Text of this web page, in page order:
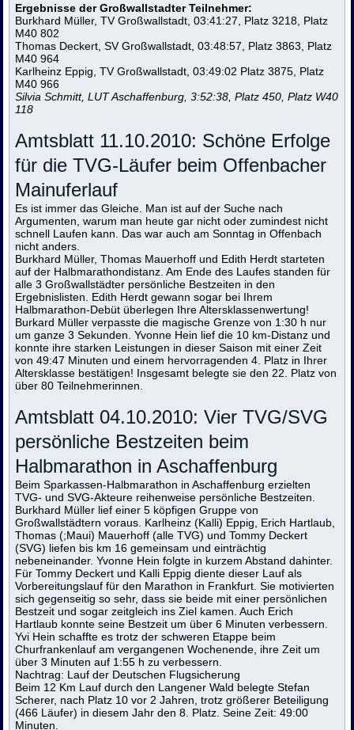
Ergebnisse der Großwallstadter Teilnehmer:
Burkhard Müller, TV Großwallstadt, 03:41:27, Platz 3218, Platz
M40 802
Thomas Deckert, SV Großwallstadt, 03:48:57, Platz 3863, Platz
M40 964
Karlheinz Eppig, TV Großwallstadt, 03:49:02 Platz 3875, Platz
M40 966
Silvia Schmitt, LUT Aschaffenburg, 3:52:38, Platz 450, Platz W40
118
Amtsblatt 11.10.2010: Schöne Erfolge
für die TVG-Läufer beim Offenbacher
Mainuferlauf
Es ist immer das Gleiche. Man ist auf der Suche nach
Argumenten, warum man heute gar nicht oder zumindest nicht
schnell Laufen kann. Das war auch am Sonntag in Offenbach
nicht anders.
Burkhard Müller, Thomas Mauerhoff und Edith Herdt starteten
auf der Halbmarathondistanz. Am Ende des Laufes standen für
alle 3 Großwallstädter persönliche Bestzeiten in den
Ergebnislisten. Edith Herdt gewann sogar bei Ihrem
Halbmarathon-Debüt überlegen Ihre Altersklassenwertung!
Burkard Müller verpasste die magische Grenze von 1:30 h nur
um ganze 3 Sekunden. Yvonne Hein lief die 10 km-Distanz und
konnte ihre starken Leistungen in dieser Saison mit einer Zeit
von 49:47 Minuten und einem hervorragenden 4. Platz in Ihrer
Altersklasse bestätigen! Insgesamt belegte sie den 22. Platz von
über 80 Teilnehmerinnen.
Amtsblatt 04.10.2010: Vier TVG/SVG
persönliche Bestzeiten beim
Halbmarathon in Aschaffenburg
Beim Sparkassen-Halbmarathon in Aschaffenburg erzielten
TVG- und SVG-Akteure reihenweise persönliche Bestzeiten.
Burkhard Müller lief einer 5 köpfigen Gruppe von
Großwallstädtern voraus. Karlheinz (Kalli) Eppig, Erich Hartlaub,
Thomas (;Maui) Mauerhoff (alle TVG) und Tommy Deckert
(SVG) liefen bis km 16 gemeinsam und einträchtig
nebeneinander. Yvonne Hein folgte in kurzem Abstand dahinter.
Für Tommy Deckert und Kalli Eppig diente dieser Lauf als
Vorbereitungslauf für den Marathon in Frankfurt. Sie motivierten
sich gegenseitig so sehr, dass sie beide mit einer persönlichen
Bestzeit und sogar zeitgleich ins Ziel kamen. Auch Erich
Hartlaub konnte seine Bestzeit um über 6 Minuten verbessern.
Yvi Hein schaffte es trotz der schweren Etappe beim
Churfrankenlauf am vergangenen Wochenende, ihre Zeit um
über 3 Minuten auf 1:55 h zu verbessern.
Nachtrag: Lauf der Deutschen Flugsicherung
Beim 12 Km Lauf durch den Langener Wald belegte Stefan
Scherer, nach Platz 10 vor 2 Jahren, trotz größerer Beteiligung
(466 Läufer) in diesem Jahr den 8. Platz. Seine Zeit: 49:00
Minuten.